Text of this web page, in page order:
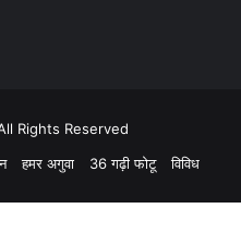
Rights Reserved
हमर अगुवा 36 गढ़ी फोटू विविध